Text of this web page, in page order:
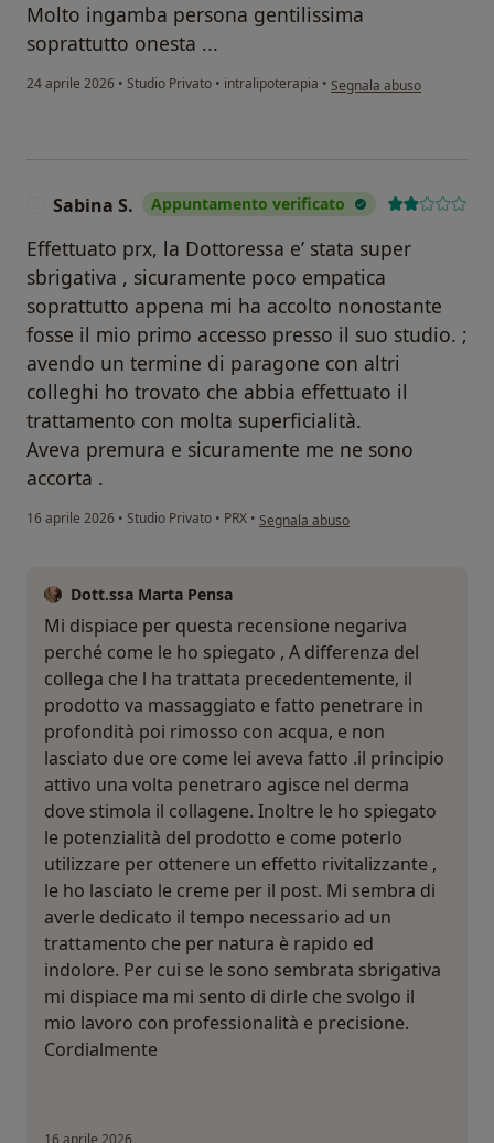
Molto ingamba persona gentilissima
soprattutto onesta ...
24 aprile 2026 • Studio Privato • intralipoterapia • secondo l'opinione
Segnala abuso
Sabina S. Appuntamento verificato
Effettuato prx, la Dottoressa e’ stata super
sbrigativa , sicuramente poco empatica
soprattutto appena mi ha accolto nonostante
fosse il mio primo accesso presso il suo studio. ;
avendo un termine di paragone con altri
colleghi ho trovato che abbia effettuato il
trattamento con molta superficialità.
Aveva premura e sicuramente me ne sono
accorta .
16 aprile 2026 • Studio Privato • PRX • secondo l'opinione dell'utente Sabina
Segnala abuso
Dott.ssa Marta Pensa
Mi dispiace per questa recensione negariva
perché come le ho spiegato , A differenza del
collega che l ha trattata precedentemente, il
prodotto va massaggiato e fatto penetrare in
profondità poi rimosso con acqua, e non
lasciato due ore come lei aveva fatto .il principio
attivo una volta penetraro agisce nel derma
dove stimola il collagene. Inoltre le ho spiegato
le potenzialità del prodotto e come poterlo
utilizzare per ottenere un effetto rivitalizzante ,
le ho lasciato le creme per il post. Mi sembra di
averle dedicato il tempo necessario ad un
trattamento che per natura è rapido ed
indolore. Per cui se le sono sembrata sbrigativa
mi dispiace ma mi sento di dirle che svolgo il
mio lavoro con professionalità e precisione.
Cordialmente
16 aprile 2026